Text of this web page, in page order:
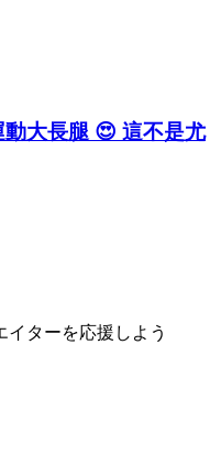
大長腿 😍 這不是尤
ターを応援しよう